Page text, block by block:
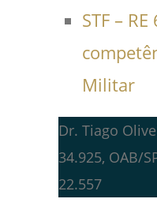
STF –
Militar
Dr. Tiago
34.925, OAB/
22.557